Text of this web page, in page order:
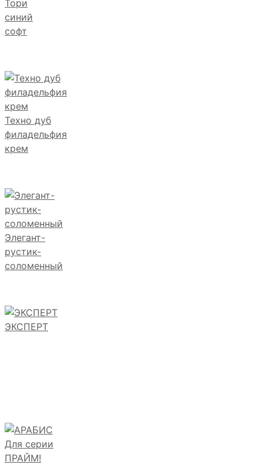
Тори
синий
софт
Техно дуб
филадельфия
крем
Элегант-
рустик-
соломенный
ЭКСПЕРТ